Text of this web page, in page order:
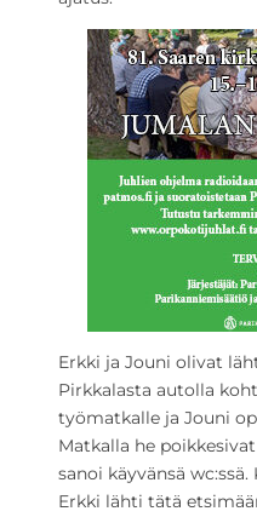
Erkki ja Jouni olivat
Pirkkalasta autolla
työmatkalle ja Jouni
Matkalla he
sanoi käyvänsä
Erkki lähti tätä